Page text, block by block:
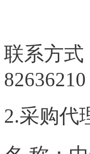
联系方式
2.采购代